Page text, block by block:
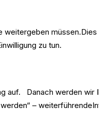
weitergeben
zu tun.
auf. Danach werden wir
–